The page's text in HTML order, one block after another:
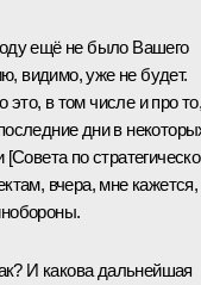
ещё не было Вашего
видимо, уже не будет.
это, в том числе и про
дни в
по
вчера, мне кажется,
И какова дальнейшая